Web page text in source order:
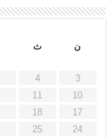
ن
ث
3
4
10
11
17
18
24
25